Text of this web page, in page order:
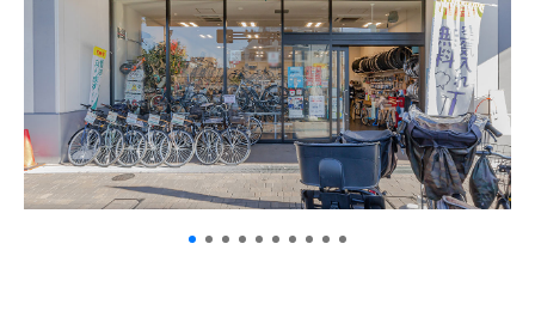
盗難保証
SpotMateログイン
オリジナル自転車